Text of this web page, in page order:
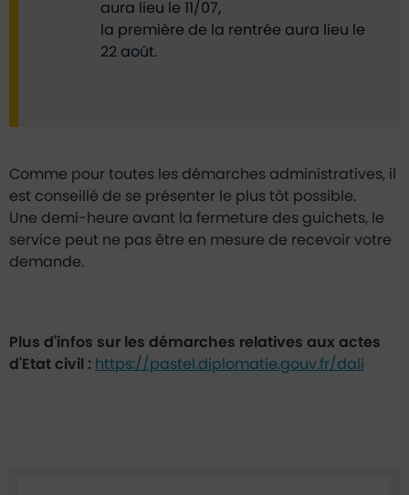
aura lieu le 11/07,
la première de la rentrée aura lieu le
22 août.
Comme pour toutes les démarches administratives, il
est conseillé de se présenter le plus tôt possible.
Une demi-heure avant la fermeture des guichets, le
service peut ne pas être en mesure de recevoir votre
demande.
Plus d'infos sur les démarches relatives aux actes
d'Etat civil : https://pastel.diplomatie.gouv.fr/dali